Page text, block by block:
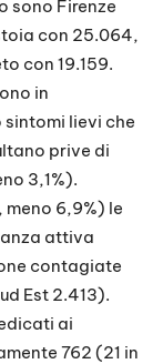
sono Firenze
con 25.064,
con 19.159.
in
lievi che
prive di
3,1%).
meno 6,9%) le
attiva
contagiate
Est 2.413).
ai
762 (21 in